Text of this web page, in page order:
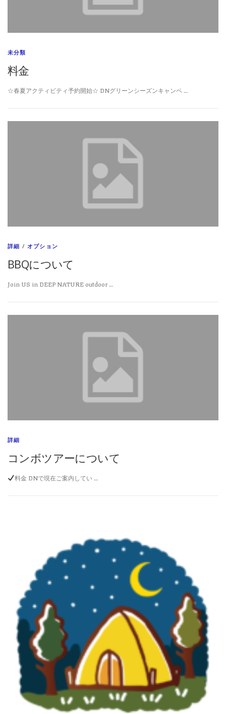
未分類
料金
☆春夏アクティビティ予約開始☆ DNグリーンシーズンキャンペ …
詳細 / オプション
BBQについて
Join US in DEEP NATURE outdoor …
詳細
コンボツアーについて
料金 DNで現在ご案内してい …